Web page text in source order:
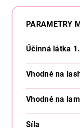
PARAMETRY
Účinná látka
Vhodné na
Vhodné na
Síla